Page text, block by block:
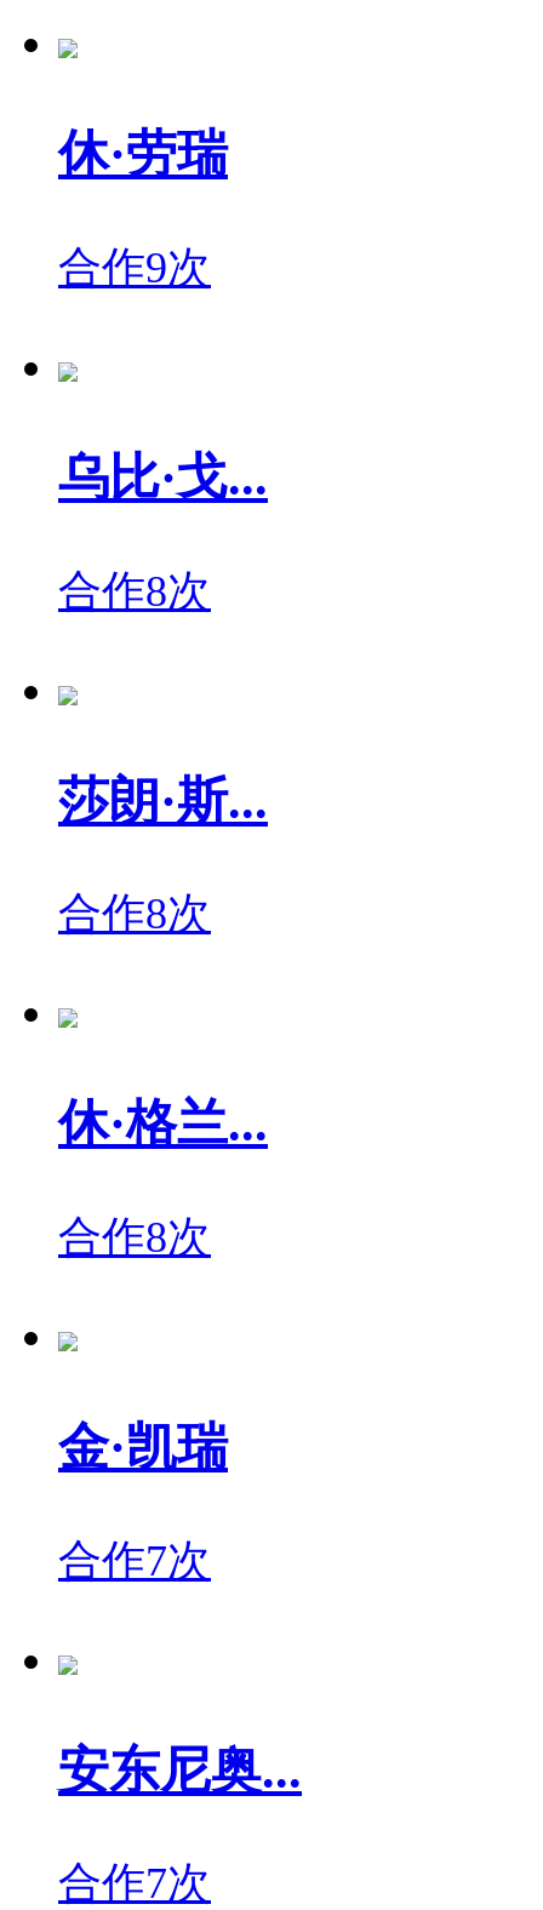
休·劳瑞
合作9次
乌比·戈...
合作8次
莎朗·斯...
合作8次
休·格兰...
合作8次
金·凯瑞
合作7次
安东尼奥...
合作7次